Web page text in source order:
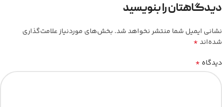
دیدگاهتان را بنویسید
نشانی ایمیل شما منتشر نخواهد شد. بخش‌های موردنیاز علامت‌گذاری
شده‌اند*
دیدگاه *